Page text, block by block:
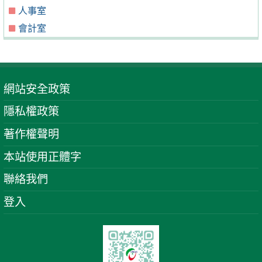
人事室
會計室
網站安全政策
隱私權政策
著作權聲明
本站使用正體字
聯絡我們
登入